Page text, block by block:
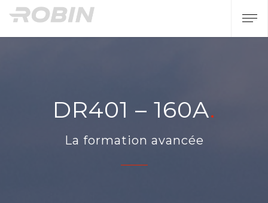
DR401 – 160A
La formation avancée